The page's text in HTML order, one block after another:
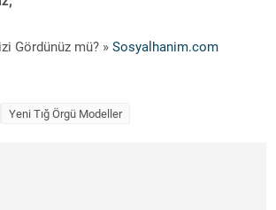
Gördünüz mü? » Sosyalhanim.com
Yeni Tığ Örgü Modeller